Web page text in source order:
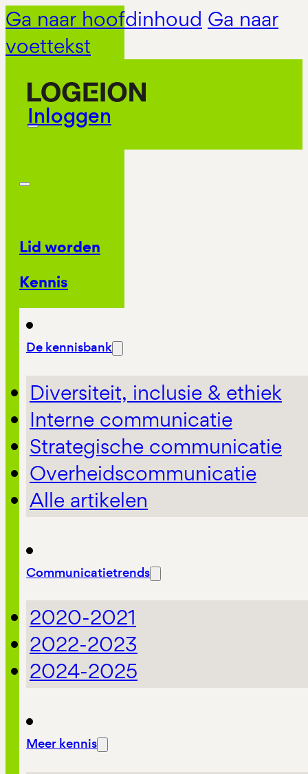
Ga naar hoofdinhoud Ga naar
voettekst
Inloggen
Lid worden
Kennis
De kennisbank
Diversiteit, inclusie & ethiek
Interne communicatie
Strategische communicatie
Overheidscommunicatie
Alle artikelen
Communicatietrends
2020-2021
2022-2023
2024-2025
Meer kennis